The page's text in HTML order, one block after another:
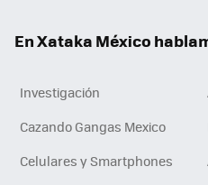
En Xataka México
Investigación
Cazando Gangas Mexico
Celulares y Smartphones